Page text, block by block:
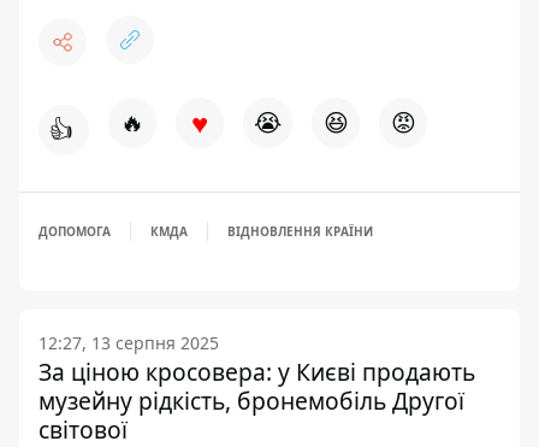
👍 🔥 ♥ 😭 😆 😡
ДОПОМОГА КМДА ВІДНОВЛЕННЯ КРАЇНИ
12:27, 13 серпня 2025
За ціною кросовера: у Києві продають
музейну рідкість, бронемобіль Другої
світової